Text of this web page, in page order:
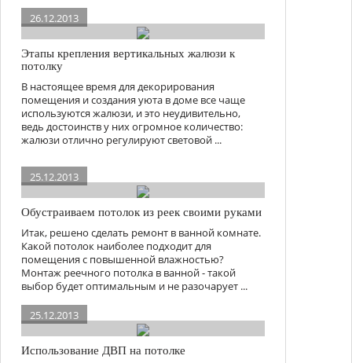
26.12.2013
Этапы крепления вертикальных жалюзи к
потолку
В настоящее время для декорирования
помещения и создания уюта в доме все чаще
используются жалюзи, и это неудивительно,
ведь достоинств у них огромное количество:
жалюзи отлично регулируют световой ...
25.12.2013
Обустраиваем потолок из реек своими руками
Итак, решено сделать ремонт в ванной комнате.
Какой потолок наиболее подходит для
помещения с повышенной влажностью?
Монтаж реечного потолка в ванной - такой
выбор будет оптимальным и не разочарует ...
25.12.2013
Использование ДВП на потолке